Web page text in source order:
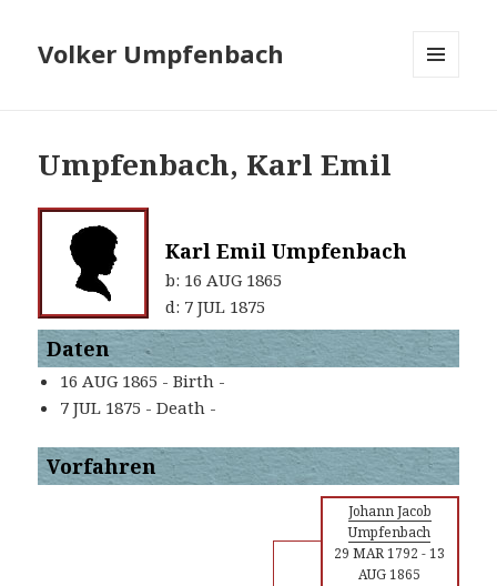
Volker Umpfenbach
Umpfenbach, Karl Emil
Karl Emil Umpfenbach
b: 16 AUG 1865
d: 7 JUL 1875
Daten
16 AUG 1865 - Birth -
7 JUL 1875 - Death -
Vorfahren
Johann Jacob
Umpfenbach
29 MAR 1792 -13
AUG 1865